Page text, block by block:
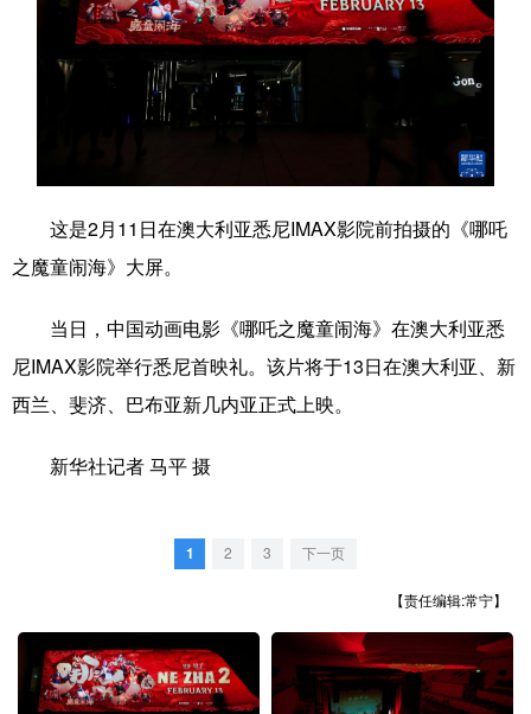
访谈 视频 图片 政务
中央文件 汽车
学术中国 乡村振兴 银龄 溯源中国
城市 旅游 能源 会展
公益 一带一路 亚太网 上市公司
地方频道
浙江 安徽 福建 江西
山东 河南 湖北 湖南
这是2月11日在澳大利亚悉尼IMAX影院前拍摄的《哪吒
之魔童闹海》大屏。
当日，中国动画电影《哪吒之魔童闹海》在澳大利亚悉
尼IMAX影院举行悉尼首映礼。该片将于13日在澳大利亚、新
西兰、斐济、巴布亚新几内亚正式上映。
新华社记者 马平 摄
1 2 3 下一页
【责任编辑:常宁】